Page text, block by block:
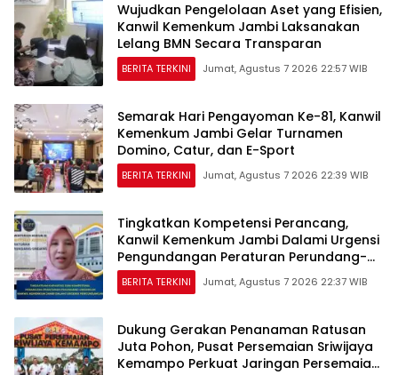
Wujudkan Pengelolaan Aset yang Efisien,
Kanwil Kemenkum Jambi Laksanakan
Lelang BMN Secara Transparan
BERITA TERKINI Jumat, Agustus 7 2026 22:57 WIB
Semarak Hari Pengayoman Ke-81, Kanwil
Kemenkum Jambi Gelar Turnamen
Domino, Catur, dan E-Sport
BERITA TERKINI Jumat, Agustus 7 2026 22:39 WIB
Tingkatkan Kompetensi Perancang,
Kanwil Kemenkum Jambi Dalami Urgensi
Pengundangan Peraturan Perundang-
undangan
BERITA TERKINI Jumat, Agustus 7 2026 22:37 WIB
Dukung Gerakan Penanaman Ratusan
Juta Pohon, Pusat Persemaian Sriwijaya
Kemampo Perkuat Jaringan Persemaian